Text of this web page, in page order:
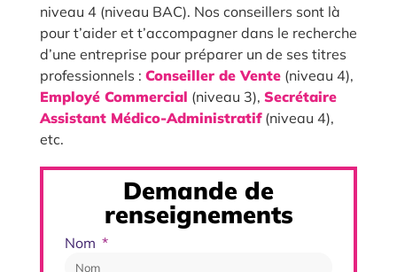
niveau 4 (niveau BAC). Nos conseillers sont là
pour t’aider et t’accompagner dans le recherche
d’une entreprise pour préparer un de ses titres
professionnels : Conseiller de Vente (niveau 4),
Employé Commercial (niveau 3), Secrétaire
Assistant Médico-Administratif(niveau 4),
etc.
Demande de
renseignements
Nom